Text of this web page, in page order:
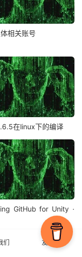
相关账号
在linux下的编译
GitHub for Unity ·
们 友情链接